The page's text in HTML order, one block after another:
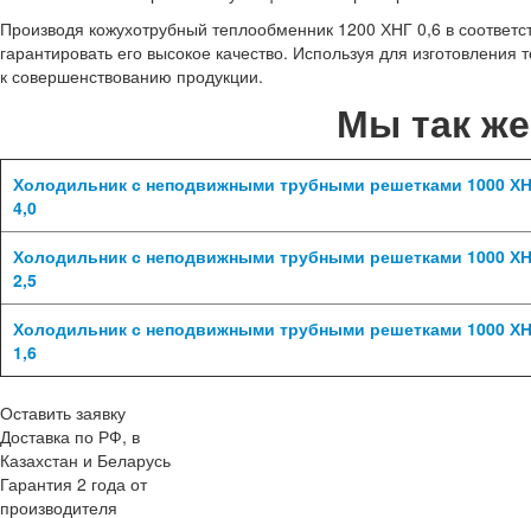
Производя кожухотрубный теплообменник 1200 ХНГ 0,6 в
гарантировать его высокое качество. Используя для
к совершенствованию продукции.
Мы так
Холодильник с неподвижными трубными решетками 1000
4,0
Холодильник с неподвижными трубными решетками 1000
2,5
Холодильник с неподвижными трубными решетками 1000
1,6
Оставить заявку
Доставка по РФ, в
Казахстан и Беларусь
Гарантия 2 года от
производителя